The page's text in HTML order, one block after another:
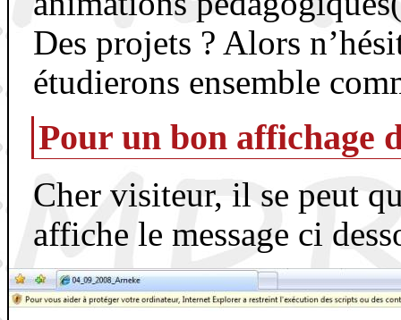
Des projets ? Alors
étudierons ensemble
Pour un bon affichage
Cher visiteur, il se peut
affiche le message ci